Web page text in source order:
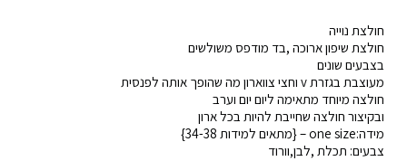
נוייה
חולצת נוייה
חולצת שיפון ארוכה ,בד מודפס משולשים
בצבעים שונים
מעוצבת בגזרת v וחצי צווארון מה שהופך אותה לפנסית
חולצה מיוחד מתאימה ליום יום וערב
ובקיצור חולצה שחייבת להיות בכל ארון
מידה:one size – {מתאים למידות 34-38}
צבעים: תכלת ,לבן,וורוד